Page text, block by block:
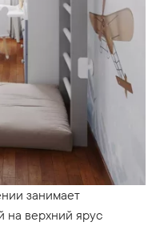
занимает
на верхний ярус